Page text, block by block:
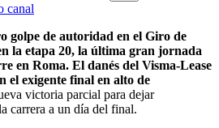
canal
golpe de autoridad en el Giro de
la etapa 20, la última gran jornada
en Roma. El danés del Visma-Lease
el exigente final en alto de
victoria parcial para dejar
carrera a un día del final.